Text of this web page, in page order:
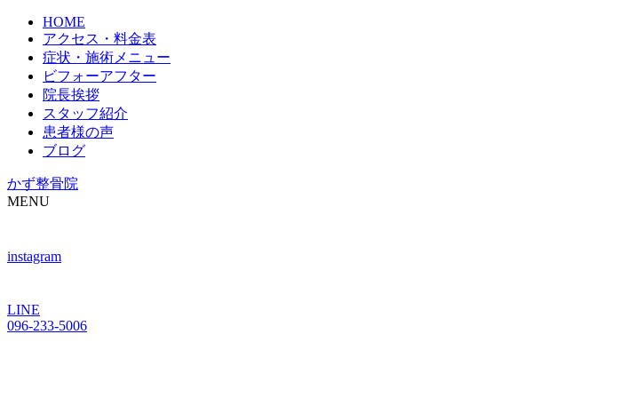
HOME
アクセス・料金表
症状・施術メニュー
ビフォーアフター
院長挨拶
スタッフ紹介
患者様の声
ブログ
かず整骨院
MENU
instagram
LINE
096-233-5006